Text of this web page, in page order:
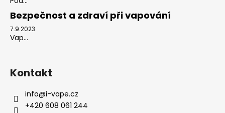
Bezpečnost a zdraví při vapování
7.9.2023
Vap...
Kontakt
info@i-vape.cz
+420 608 061 244